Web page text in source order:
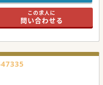
代前半～40代前半）とと
道に乗せるための人員拡
所を併設しており、多職
環境です。
在籍しており、医局に属
できます。
しており、情報交換やオ
協力体制があります。
この求人に
問い合わせる